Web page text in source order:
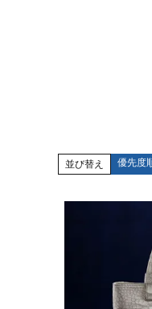
並び替え 優先度